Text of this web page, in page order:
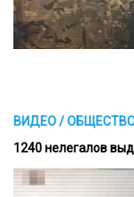
ВИДЕО /
1240 нелегалов